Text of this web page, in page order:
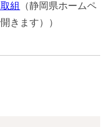
組
（静岡県ホームペ
きます））